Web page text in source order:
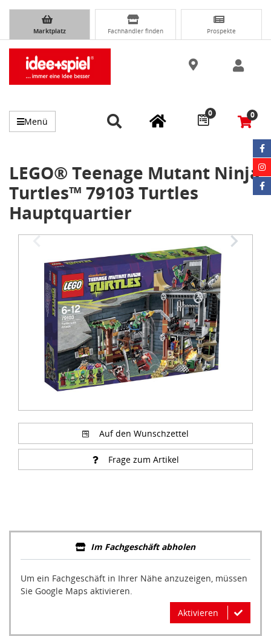
Marktplatz Fachhändler finden Prospekte
Menü
0 0
LEGO® Teenage Mutant Ninja
Turtles™ 79103 Turtles
Hauptquartier
Auf den Wunschzettel
Frage zum Artikel
Im Fachgeschäft abholen
Um ein Fachgeschäft in Ihrer Nähe anzuzeigen, müssen
Sie Google Maps aktivieren.
Aktivieren